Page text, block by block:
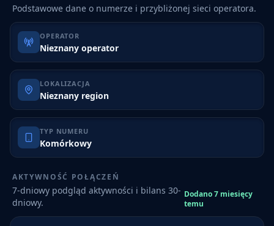
Podstawowe dane o numerze i przybliżonej sieci operatora.
OPERATOR
Nieznany operator
LOKALIZACJA
Nieznany region
TYP NUMERU
Komórkowy
AKTYWNOŚĆ POŁĄCZEŃ
7-dniowy podgląd aktywności i bilans 30-
dniowy.
Dodano 7 miesięcy
temu